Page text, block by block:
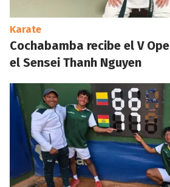
Karate
Cochabamba recibe el V
el Sensei Thanh Nguyen